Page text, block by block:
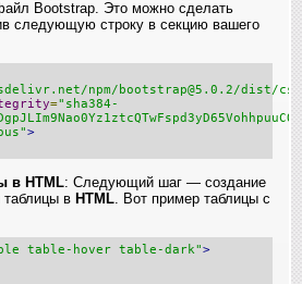
Bootstrap. Это можно сделать
следующую строку в секцию вашего
npm/bootstrap@5.0.2/dist/
="sha384-
>
в HTML: Следующий шаг — создание
таблицы в HTML . Вот пример таблицы с
table-hover table-dark">